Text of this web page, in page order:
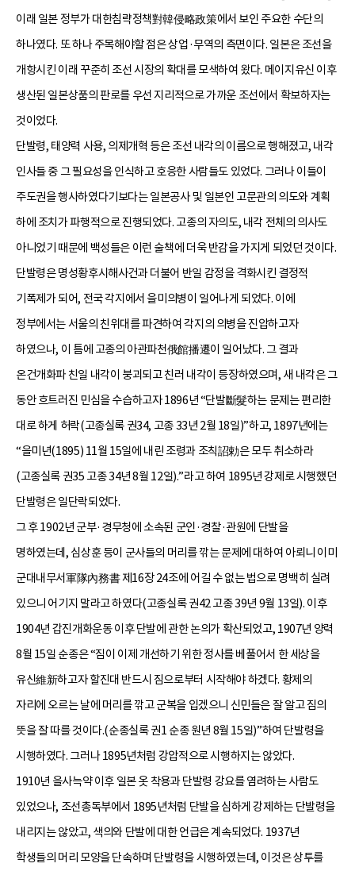
이래 일본 정부가 대한침략정책對韓侵略政策에서 보인 주요한 수단의
하나였다. 또 하나 주목해야할 점은 상업·무역의 측면이다. 일본은 조선을
개항시킨 이래 꾸준히 조선 시장의 확대를 모색하여 왔다. 메이지유신 이후
생산된 일본상품의 판로를 우선 지리적으로 가까운 조선에서 확보하자는
것이었다.
단발령, 태양력 사용, 의제개혁 등은 조선 내각의 이름으로 행해졌고, 내각
인사들 중 그 필요성을 인식하고 호응한 사람들도 있었다. 그러나 이들이
주도권을 행사하였다기보다는 일본공사 및 일본인 고문관의 의도와 계획
하에 조치가 파행적으로 진행되었다. 고종의 자의도, 내각 전체의 의사도
아니었기 때문에 백성들은 이런 술책에 더욱 반감을 가지게 되었던 것이다.
단발령은 명성황후시해사건과 더불어 반일 감정을 격화시킨 결정적
기폭제가 되어, 전국 각지에서 을미의병이 일어나게 되었다. 이에
정부에서는 서울의 친위대를 파견하여 각지의 의병을 진압하고자
하였으나, 이 틈에 고종의 아관파천俄館播遷이 일어났다. 그 결과
온건개화파 친일 내각이 붕괴되고 친러 내각이 등장하였으며, 새 내각은 그
동안 흐트러진 민심을 수습하고자 1896년 “단발斷髮하는 문제는 편리한
대로 하게 허락(고종실록 권34, 고종 33년 2월 18일)”하고, 1897년에는
“을미년(1895) 11월 15일에 내린 조령과 조칙詔勅은 모두 취소하라
(고종실록 권35 고종 34년 8월 12일).”라고 하여 1895년 강제로 시행했던
단발령은 일단락되었다.
그 후 1902년 군부·경무청에 소속된 군인·경찰·관원에 단발을
명하였는데, 심상훈 등이 군사들의 머리를 깎는 문제에 대하여 아뢰니 이미
군대내무서軍隊內務書 제16장 24조에 어길 수 없는 법으로 명백히 실려
있으니 어기지 말라고 하였다(고종실록 권42 고종 39년 9월 13일). 이후
1904년 갑진개화운동 이후 단발에 관한 논의가 확산되었고, 1907년 양력
8월 15일 순종은 “짐이 이제 개선하기 위한 정사를 베풀어서 한 세상을
유신維新하고자 할진대 반드시 짐으로부터 시작해야 하겠다. 황제의
자리에 오르는 날에 머리를 깎고 군복을 입겠으니 신민들은 잘 알고 짐의
뜻을 잘 따를 것이다.(순종실록 권1 순종 원년 8월 15일)”하여 단발령을
시행하였다. 그러나 1895년처럼 강압적으로 시행하지는 않았다.
1910년 을사늑약 이후 일본 옷 착용과 단발령 강요를 염려하는 사람도
있었으나, 조선총독부에서 1895년처럼 단발을 심하게 강제하는 단발령을
내리지는 않았고, 색의와 단발에 대한 언급은 계속되었다. 1937년
학생들의 머리 모양을 단속하며 단발령을 시행하였는데, 이것은 상투를